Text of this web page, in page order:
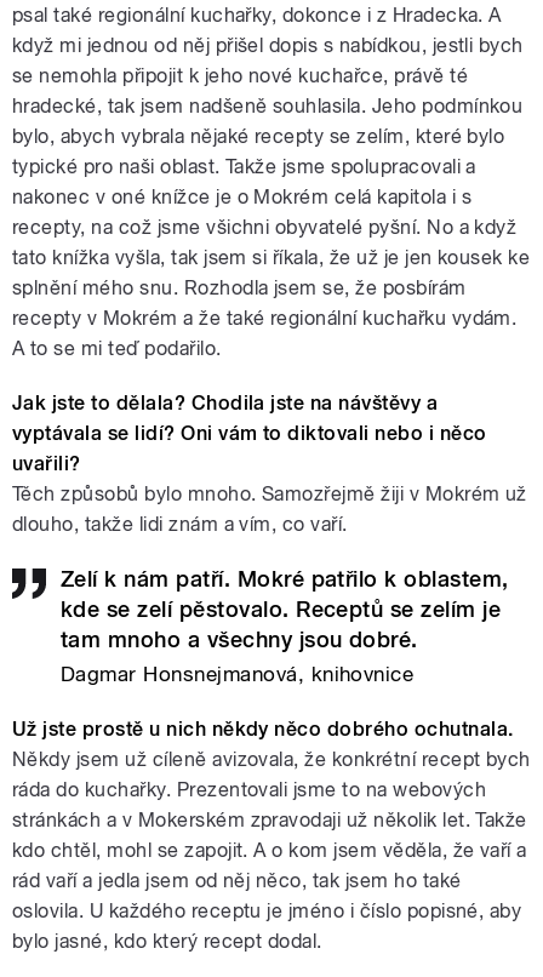
psal také regionální kuchařky, dokonce i z Hradecka. A
když mi jednou od něj přišel dopis s nabídkou, jestli bych
se nemohla připojit k jeho nové kuchařce, právě té
hradecké, tak jsem nadšeně souhlasila. Jeho podmínkou
bylo, abych vybrala nějaké recepty se zelím, které bylo
typické pro naši oblast. Takže jsme spolupracovali a
nakonec v oné knížce je o Mokrém celá kapitola i s
recepty, na což jsme všichni obyvatelé pyšní. No a když
tato knížka vyšla, tak jsem si říkala, že už je jen kousek ke
splnění mého snu. Rozhodla jsem se, že posbírám
recepty v Mokrém a že také regionální kuchařku vydám.
A to se mi teď podařilo.
Jak jste to dělala? Chodila jste na návštěvy a
vyptávala se lidí? Oni vám to diktovali nebo i něco
uvařili?
Těch způsobů bylo mnoho. Samozřejmě žiji v Mokrém už
dlouho, takže lidi znám a vím, co vaří.
Zelí k nám patří. Mokré patřilo k oblastem,
kde se zelí pěstovalo. Receptů se zelím je
tam mnoho a všechny jsou dobré.
Dagmar Honsnejmanová, knihovnice
Už jste prostě u nich někdy něco dobrého ochutnala.
Někdy jsem už cíleně avizovala, že konkrétní recept bych
ráda do kuchařky. Prezentovali jsme to na webových
stránkách a v Mokerském zpravodaji už několik let. Takže
kdo chtěl, mohl se zapojit. A o kom jsem věděla, že vaří a
rád vaří a jedla jsem od něj něco, tak jsem ho také
oslovila. U každého receptu je jméno i číslo popisné, aby
bylo jasné, kdo který recept dodal.